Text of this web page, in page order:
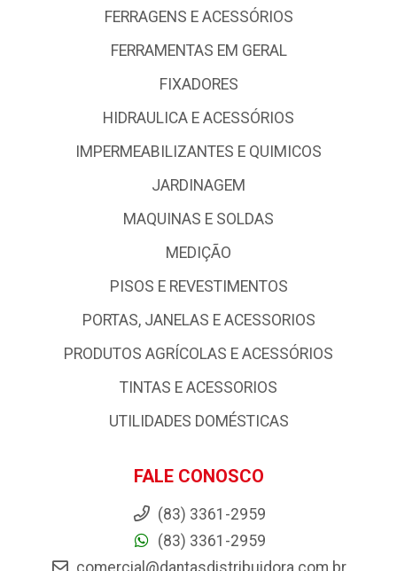
FERRAGENS E ACESSÓRIOS
FERRAMENTAS EM GERAL
FIXADORES
HIDRAULICA E ACESSÓRIOS
IMPERMEABILIZANTES E QUIMICOS
JARDINAGEM
MAQUINAS E SOLDAS
MEDIÇÃO
PISOS E REVESTIMENTOS
PORTAS, JANELAS E ACESSORIOS
PRODUTOS AGRÍCOLAS E ACESSÓRIOS
TINTAS E ACESSORIOS
UTILIDADES DOMÉSTICAS
FALE CONOSCO
(83) 3361-2959
(83) 3361-2959
comercial@dantasdistribuidora.com.br